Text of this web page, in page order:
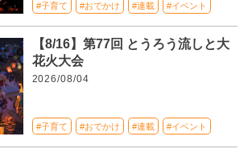
#子育て #おでかけ #連載 #イベント
【8/16】第77回 とうろう流しと大
花火大会
2026/08/04
#子育て #おでかけ #連載 #イベント